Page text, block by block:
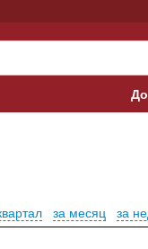
за
за месяц